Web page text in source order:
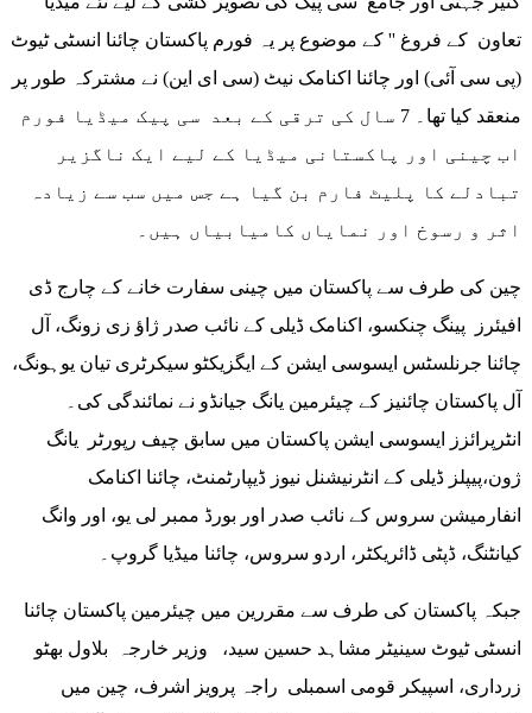
تعاون کے فروغ '' کے موضوع پر یہ فورم پاکستان چائنا انسٹی ٹیوٹ
(پی سی آئی) اور چائنا اکنامک نیٹ (سی ای این) نے مشترکہ طور پر
منعقد کیا تھا۔ 7 سال کی ترقی کے بعد سی پیک میڈیا فورم
اب چینی اور پاکستانی میڈیا کے لیے ایک ناگزیر
تبادلے کا پلیٹ فارم بن گیا ہے جس میں سب سے زیادہ
اثر و رسوخ اور نمایاں کامیابیاں ہیں۔
چین کی طرف سے پاکستان میں چینی سفارت خانے کے چارج ڈی
افیئرز پینگ چنکسو، اکنامک ڈیلی کے نائب صدر ژاؤ زی زونگ، آل
چائنا جرنلسٹس ایسوسی ایشن کے ایگزیکٹو سیکرٹری تیان یوہونگ،
آل پاکستان چائنیز کے چیئرمین یانگ جیانڈو نے نمائندگی کی۔
انٹرپرائزز ایسوسی ایشن پاکستان میں سابق چیف رپورٹر یانگ
ژون،پیپلز ڈیلی کے انٹرنیشنل نیوز ڈیپارٹمنٹ، چائنا اکنامک
انفارمیشن سروس کے نائب صدر اور بورڈ ممبر لی یو، اور وانگ
کیانٹنگ، ڈپٹی ڈائریکٹر، اردو سروس، چائنا میڈیا گروپ۔
جبکہ پاکستان کی طرف سے مقررین میں چیئرمین پاکستان چائنا
انسٹی ٹیوٹ سینیٹر مشاہد حسین سید، وزیر خارجہ بلاول بھٹو
زرداری، اسپیکر قومی اسمبلی راجہ پرویز اشرف، چین میں